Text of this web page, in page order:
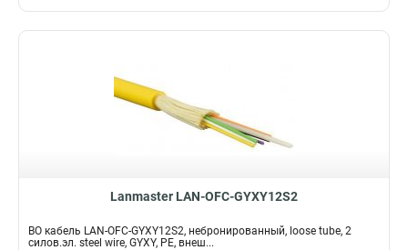
Lanmaster LAN-OFC-GYXY12S2
ВО кабель LAN-OFC-GYXY12S2, небронированный, loose tube, 2
силов.эл. steel wire, GYXY, PE, внеш...